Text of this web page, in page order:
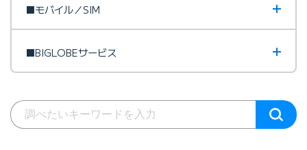
■モバイル／SIM
■BIGLOBEサービス